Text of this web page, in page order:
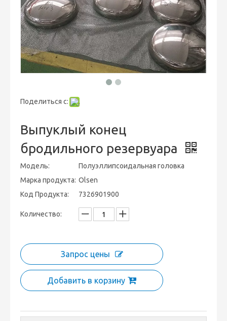
Поделиться с:
Выпуклый конец
бродильного резервуара
Модель:
Полуэллипсоидальная головка
Марка продукта: Olsen
Код Продукта:
7326901900
Количество:
Запрос цены
Добавить в корзину